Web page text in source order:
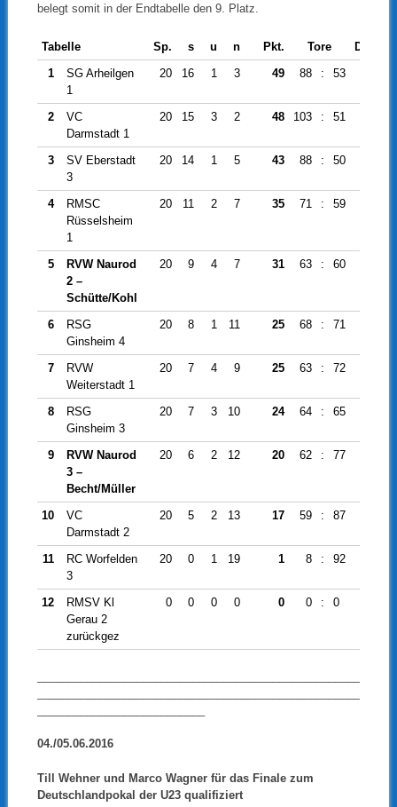
belegt somit in der Endtabelle den 9. Platz.
Tabelle Sp. s u n Pkt. Tore
Diff.
1
SG Arheilgen
1
20 16 1 3 49 88 : 53
2
VC
Darmstadt 1
20 15 3 2 48 103 : 51
3
SV Eberstadt
3
20 14 1 5 43 88 : 50
4
RMSC
Rüsselsheim
1
20 11 2 7 35 71 : 59
5
RVW Naurod
2 –
Schütte/Kohl
20 9 4 7 31 63 : 60
6
RSG
Ginsheim 4
20 8 1 11 25 68 : 71
7
RVW
Weiterstadt 1
20 7 4 9 25 63 : 72
8
RSG
Ginsheim 3
20 7 3 10 24 64 : 65
9
RVW Naurod
3 –
Becht/Müller
20 6 2 12 20 62 : 77
10
VC
Darmstadt 2
20 5 2 13 17 59 : 87
11
RC Worfelden
3
20 0 1 19 1 8 : 92
12
RMSV Kl
Gerau 2
zurückgez
0 0 0 0 0 0 : 0
04./05.06.2016
Till Wehner und Marco Wagner für das Finale zum
Deutschlandpokal der U23 qualifiziert